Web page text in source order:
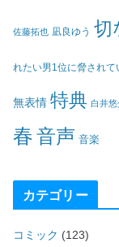
佐藤拓也 凪良ゆう 切
れたい男1位に脅されて
無表情 特典 白井悠
春音声 音楽
カテゴリー
コミック (123)